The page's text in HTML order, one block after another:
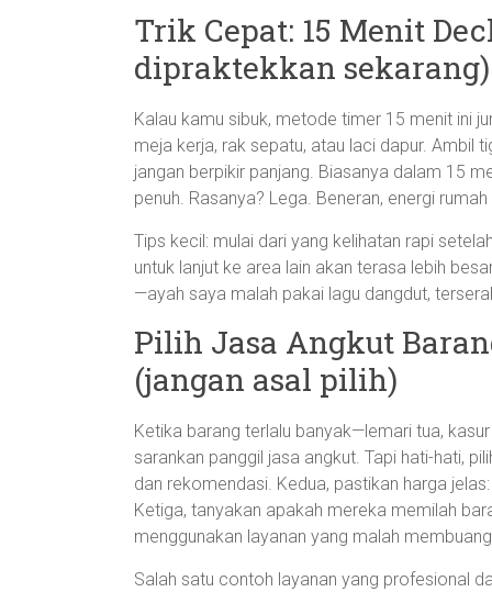
Trik Cepat: 15 Menit
dipraktekkan sekarang)
Kalau kamu sibuk, metode timer 15 menit ini
meja kerja, rak sepatu, atau laci dapur. Ambil
jangan berpikir panjang. Biasanya dalam 15
penuh. Rasanya? Lega. Beneran, energi
Tips kecil: mulai dari yang kelihatan rapi
untuk lanjut ke area lain akan terasa lebih
—ayah saya malah pakai lagu dangdut,
Pilih Jasa Angkut
(jangan asal pilih)
Ketika barang terlalu banyak—lemari tua,
sarankan panggil jasa angkut. Tapi hati-hati,
dan rekomendasi. Kedua, pastikan harga
Ketiga, tanyakan apakah mereka memilah
menggunakan layanan yang malah
Salah satu contoh layanan yang profesional